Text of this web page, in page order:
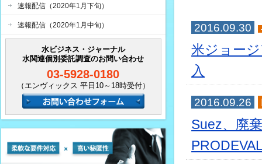
2016.09.30
米ジョー
入
2016.09.26
Suez、廃
速報配信（2020年1月下旬）
速報配信（2020年1月中旬）
水ビジネス・ジャーナル
水関連個別委託調査のお問い合わせ
03-5928-0180
（エンヴィックス 平日10～18時受付）